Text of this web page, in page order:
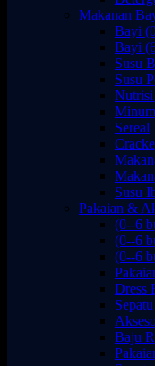
Makanan
Bayi
Bayi
Susu
Susu
Sereal
Susu
Pakaian &
(0--6
(0--6
(0--6
Dress
Baju